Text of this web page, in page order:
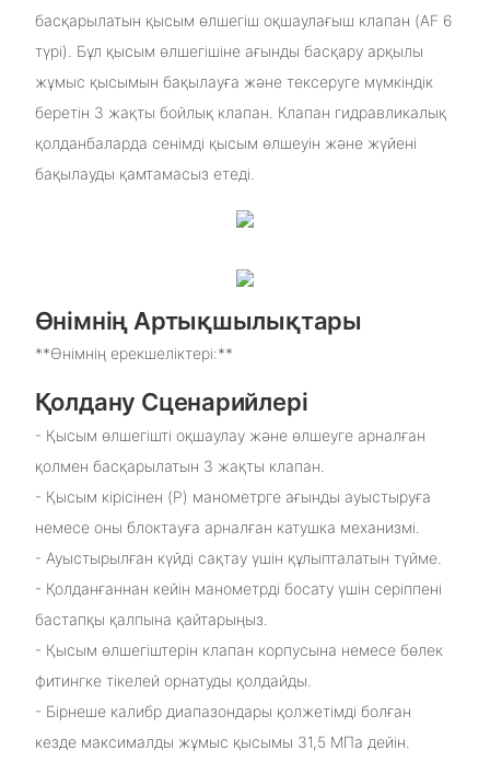
басқарылатын қысым өлшегіш оқшаулағыш клапан (AF 6
түрі). Бұл қысым өлшегішіне ағынды басқару арқылы
жұмыс қысымын бақылауға және тексеруге мүмкіндік
беретін 3 жақты бойлық клапан. Клапан гидравликалық
қолданбаларда сенімді қысым өлшеуін және жүйені
бақылауды қамтамасыз етеді.
Өнімнің Артықшылықтары
**Өнімнің ерекшеліктері:**
Қолдану Сценарийлері
- Қысым өлшегішті оқшаулау және өлшеуге арналған
қолмен басқарылатын 3 жақты клапан.
- Қысым кірісінен (P) манометрге ағынды ауыстыруға
немесе оны блоктауға арналған катушка механизмі.
- Ауыстырылған күйді сақтау үшін құлыпталатын түйме.
- Қолданғаннан кейін манометрді босату үшін серіппені
бастапқы қалпына қайтарыңыз.
- Қысым өлшегіштерін клапан корпусына немесе бөлек
фитингке тікелей орнатуды қолдайды.
- Бірнеше калибр диапазондары қолжетімді болған
кезде максималды жұмыс қысымы 31,5 МПа дейін.